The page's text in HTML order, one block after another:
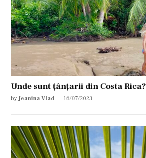
Unde sunt țânțarii din Costa Rica?
by Jeanina Vlad 16/07/2023